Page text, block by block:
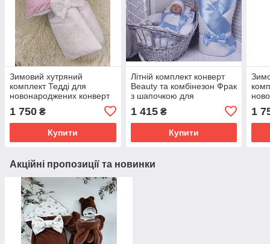
Зимовий хутряний
комплект Тедді для
новонароджених конверт
рожевим
1 750 ₴
Купити
Літній комплект конверт
Beauty та комбінезон Фрак
з шапочкою для
блакитний 74 розмір
1 415₴
Купити
1
Акційні пропозиції та новинки